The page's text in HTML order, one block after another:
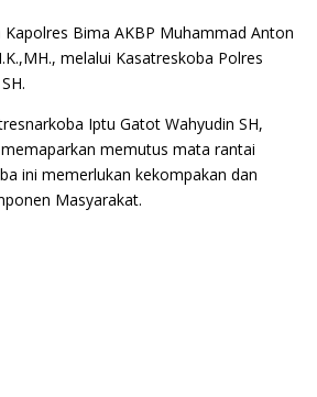
Bima AKBP Muhammad Anton
melalui Kasatreskoba Polres
Iptu Gatot Wahyudin SH,
memutus mata rantai
ini memerlukan kekompakan dan
Masyarakat.